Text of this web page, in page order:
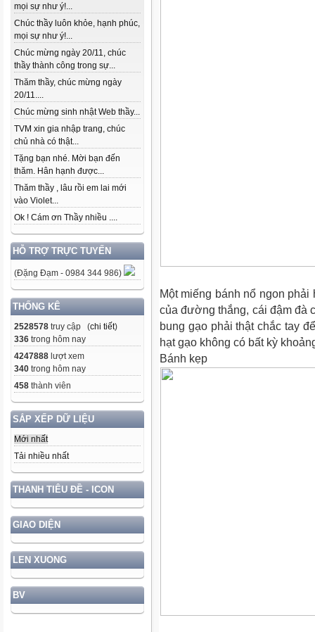
mọi sự như ý!...
Chúc thầy luôn khỏe, hạnh phúc,
mọi sự như ý!...
Chúc mừng ngày 20/11, chúc
thầy thành công trong sự...
Thăm thầy, chúc mừng ngày
20/11....
Chúc mừng sinh nhật Web thầy...
TVM xin gia nhập trang, chúc
chủ nhà có thật...
Tặng bạn nhé. Mời bạn đến
thăm. Hân hạnh được...
Thăm thầy , lâu rồi em lai mới
vào Violet...
Ok ! Cám ơn Thầy nhiều ....
HỖ TRỢ TRỰC TUYẾN
(Đặng Đạm - 0984 344 986)
THỐNG KÊ
2528578 truy cập (chi tiết)
336 trong hôm nay
4247888 lượt xem
340 trong hôm nay
458 thành viên
SẮP XẾP DỮ LIỆU
Mới nhất
Tải nhiều nhất
THANH TIÊU ĐỀ - ICON
GIAO DIỆN
LEN XUONG
BV
Một miếng bánh nổ ngon
của đường thắng, cái đậm đà
bung gạo phải thật chắc tay
hạt gạo không có bất kỳ
Bánh kẹp